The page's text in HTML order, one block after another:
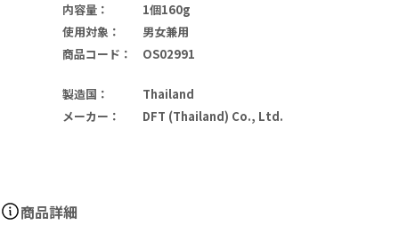
内容量 ：
1個160g
使用対象 ：
男女兼用
商品コード ： OS02991
製造国 ：
Thailand
メーカー ： DFT (Thailand) Co., Ltd.
商品詳細